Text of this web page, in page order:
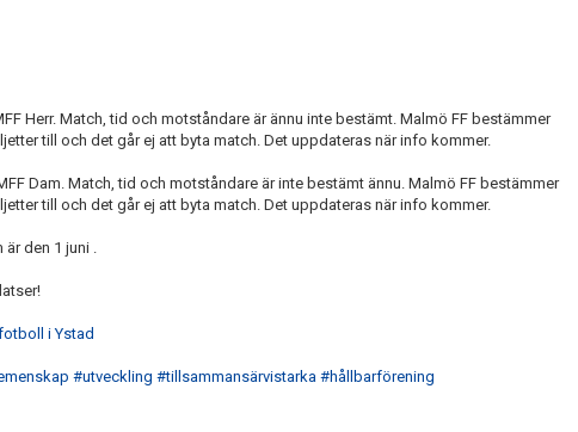
Herr. Match, tid och motståndare är ännu inte bestämt. Malmö FF bestämmer
till och det går ej att byta match. Det uppdateras när info kommer.
Dam. Match, tid och motståndare är inte bestämt ännu. Malmö FF bestämmer
till och det går ej att byta match. Det uppdateras när info kommer.
den 1 juni .
i Ystad
#utveckling #tillsammansärvistarka #hållbarförening